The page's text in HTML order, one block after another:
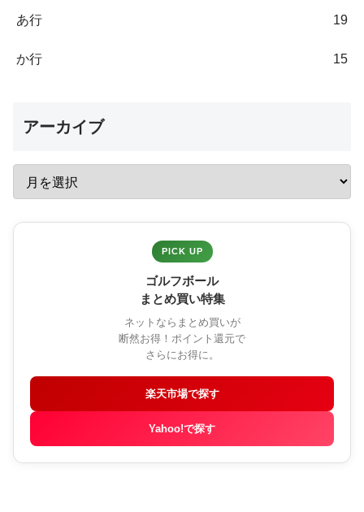
あ行 19
か行 15
アーカイブ
PICK UP
ゴルフボール
まとめ買い特集
ネットならまとめ買いが
断然お得！ポイント還元で
さらにお得に。
楽天市場で探す
Yahoo!で探す